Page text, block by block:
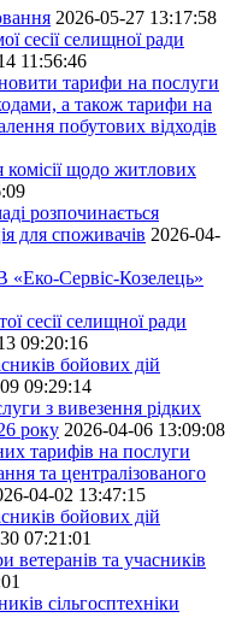
2026-05-27 13:17:58
сесії селищної ради
11:56:46
тарифи на послуги
а також тарифи на
побутових відходів
комісії щодо житлових
розпочинається
для споживачів 2026-04-
Сервіс-Козелець»
сесії селищної ради
09:20:16
бойових дій
09:29:14
з вивезення рідких
року 2026-04-06 13:09:08
тарифів на послуги
та централізованого
04-02 13:47:15
бойових дій
07:21:01
ветеранів та учасників
сільгосптехніки